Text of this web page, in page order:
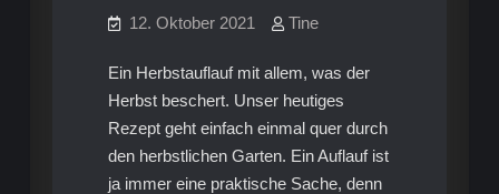
12. Oktober 2021 Tine
Ein Herbstauflauf mit allem, was der
Herbst beschert. Unser heutiges
Rezept geht einfach einmal quer durch
den herbstlichen Garten. Ein Auflauf ist
ja immer eine praktische Sache, denn